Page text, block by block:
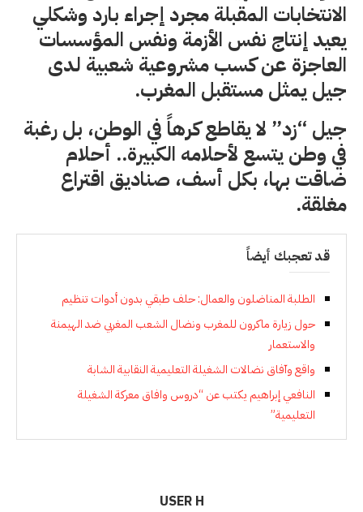
الانتخابات المقبلة مجرد إجراء بارد وشكلي
يعيد إنتاج نفس الأزمة ونفس المؤسسات
العاجزة عن كسب مشروعية شعبية لدى
جيل يمثل مستقبل المغرب.
جيل “زد” لا يقاطع كرهاً في الوطن، بل رغبة
في وطن يتسع لأحلامه الكبيرة.. أحلام
ضاقت بها، بكل أسف، صناديق اقتراع
مغلقة.
قد تعجبك أيضاً
الطلبة المناضلون والعمال: حلف طبقي بدون أدوات تنظيم
حول زيارة ماكرون للمغرب ونضال الشعب المغربي ضد الهيمنة
والاستعمار
واقع وآفاق نضالات الشغيلة التعليمية النقابية الشابة
النافعي إبراهيم يكتب عن “دروس وافاق معركة الشغيلة
التعليمية”
USER H